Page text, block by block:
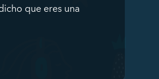
que eres una